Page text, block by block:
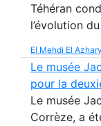
Téhéran
l’évolution
El Mehdi El Azhary
Le musée
pour la
Le musée
Corrèze, a